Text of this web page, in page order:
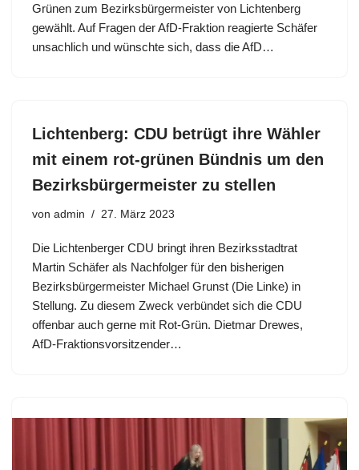
Grünen zum Bezirksbürgermeister von Lichtenberg
gewählt. Auf Fragen der AfD-Fraktion reagierte Schäfer
unsachlich und wünschte sich, dass die AfD…
Lichtenberg: CDU betrügt ihre Wähler
mit einem rot-grünen Bündnis um den
Bezirksbürgermeister zu stellen
von admin 27. März 2023
Die Lichtenberger CDU bringt ihren Bezirksstadtrat
Martin Schäfer als Nachfolger für den bisherigen
Bezirksbürgermeister Michael Grunst (Die Linke) in
Stellung. Zu diesem Zweck verbündet sich die CDU
offenbar auch gerne mit Rot-Grün. Dietmar Drewes,
AfD-Fraktionsvorsitzender…